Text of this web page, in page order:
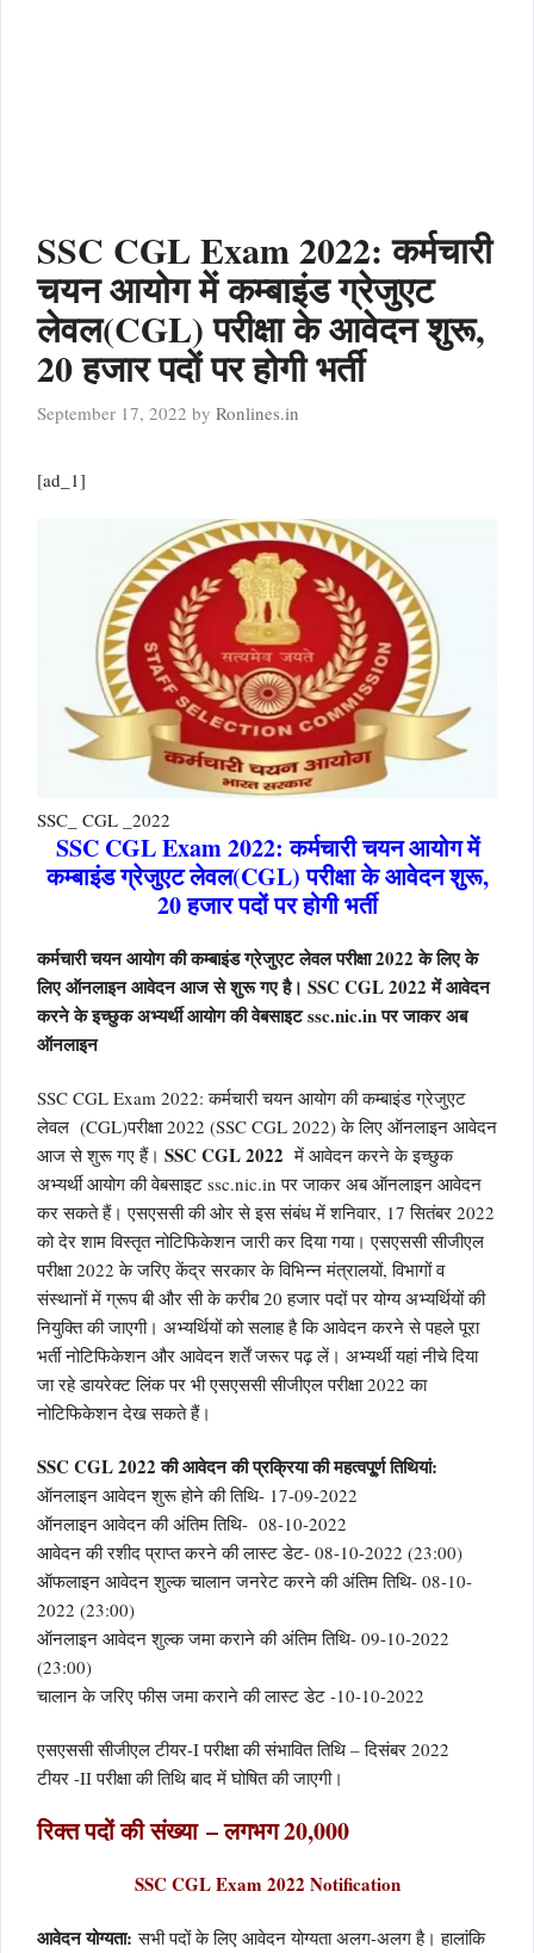
SSC CGL Exam 2022: कर्मचारी
चयन आयोग में कम्बाइंड ग्रेजुएट
लेवल(CGL) परीक्षा के आवेदन शुरू,
20 हजार पदों पर होगी भर्ती
September 17, 2022 by Ronlines.in
[ad_1]
SSC_ CGL _2022
SSC CGL Exam 2022: कर्मचारी चयन आयोग में
कम्बाइंड ग्रेजुएट लेवल(CGL) परीक्षा के आवेदन शुरू,
20 हजार पदों पर होगी भर्ती
कर्मचारी चयन आयोग की कम्बाइंड ग्रेजुएट लेवल परीक्षा2022के लिए के
लिए ऑनलाइन आवेदन आज से शुरू गए है। SSC CGL2022में आवेदन
करने के इच्छुक अभ्यर्थी आयोग की वेबसाइटssc.nic.inपर जाकर अब
ऑनलाइन
SSC CGL Exam 2022: कर्मचारी चयन आयोग की कम्बाइंड ग्रेजुएट
लेवल (CGL)परीक्षा 2022 (SSC CGL 2022) के लिए ऑनलाइन आवेदन
आज से शुरू गए हैं। SSC CGL2022 में आवेदन करने के इच्छुक
अभ्यर्थी आयोग की वेबसाइट ssc.nic.in पर जाकर अब ऑनलाइन आवेदन
कर सकते हैं। एसएससी की ओर से इस संबंध में शनिवार, 17 सितंबर 2022
को देर शाम विस्तृत नोटिफिकेशन जारी कर दिया गया। एसएससी सीजीएल
परीक्षा 2022 के जरिए केंद्र सरकार के विभिन्न मंत्रालयों, विभागों व
संस्थानों में ग्रूप बी और सी के करीब 20 हजार पदों पर योग्य अभ्यर्थियों की
नियुक्ति की जाएगी। अभ्यर्थियों को सलाह है कि आवेदन करने से पहले पूरा
भर्ती नोटिफिकेशन और आवेदन शर्तें जरूर पढ़ लें। अभ्यर्थी यहां नीचे दिया
जा रहे डायरेक्ट लिंक पर भी एसएससी सीजीएल परीक्षा 2022 का
नोटिफिकेशन देख सकते हैं।
SSC CGL2022की आवेदन की प्रक्रिया की महत्वपू्र्ण तिथियां:
ऑनलाइन आवेदन शुरू होने की तिथि- 17-09-2022
ऑनलाइन आवेदन की अंतिम तिथि- 08-10-2022
आवेदन की रशीद प्राप्त करने की लास्ट डेट- 08-10-2022 (23:00)
ऑफलाइन आवेदन शुल्क चालान जनरेट करने की अंतिम तिथि- 08-10-
2022 (23:00)
ऑनलाइन आवेदन शुल्क जमा कराने की अंतिम तिथि- 09-10-2022
(23:00)
चालान के जरिए फीस जमा कराने की लास्ट डेट -10-10-2022
एसएससी सीजीएल टीयर-I परीक्षा की संभावित तिथि – दिसंबर 2022
टीयर -II परीक्षा की तिथि बाद में घोषित की जाएगी।
रिक्त पदों की संख्या – लगभग 20,000
SSC CGL Exam 2022 Notification
आवेदन योग्यता: सभी पदों के लिए आवेदन योग्यता अलग-अलग है। हालांकि